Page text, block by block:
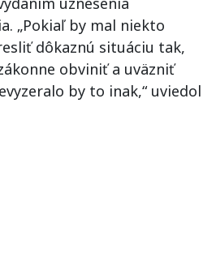
„Pokiaľ by mal niekto
dôkaznú situáciu tak,
obviniť a uväzniť
by to inak,“ uviedol